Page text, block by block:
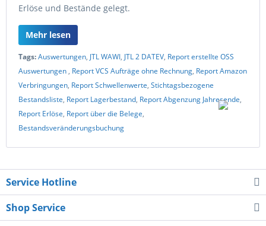
Erlöse und Bestände gelegt.
Mehr lesen
Tags:Auswertungen, JTL WAWI, JTL 2 DATEV, Report erstellte OSS
Auswertungen , Report VCS Aufträge ohne Rechnung, Report Amazon
Verbringungen, Report Schwellenwerte, Stichtagsbezogene
Bestandsliste, Report Lagerbestand, Report Abgenzung Jahresende,
Report Erlöse, Report über die Belege,
Bestandsveränderungsbuchung
Service Hotline
Shop Service